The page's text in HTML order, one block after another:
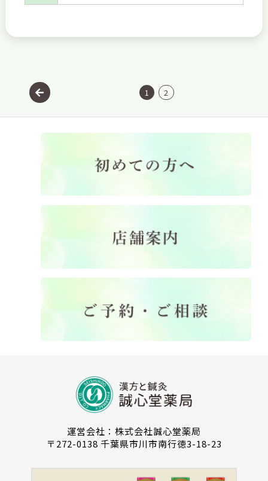
1 2
運営会社：株式会社誠心堂薬局
〒272-0138 千葉県市川市南行徳3-18-23